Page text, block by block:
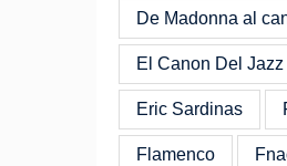
De Madonna al
El Canon Del Jazz
Eric Sardinas
Flamenco